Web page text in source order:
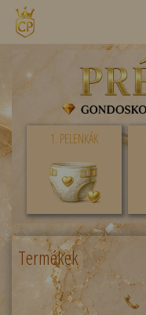
1. PELENKÁK
Termékek